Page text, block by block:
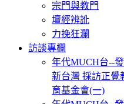
宗門與教門
壇經辨訛
力挽狂瀾
訪談專欄
年代MUCH台--
新台灣 採訪正覺
育基金會(一)